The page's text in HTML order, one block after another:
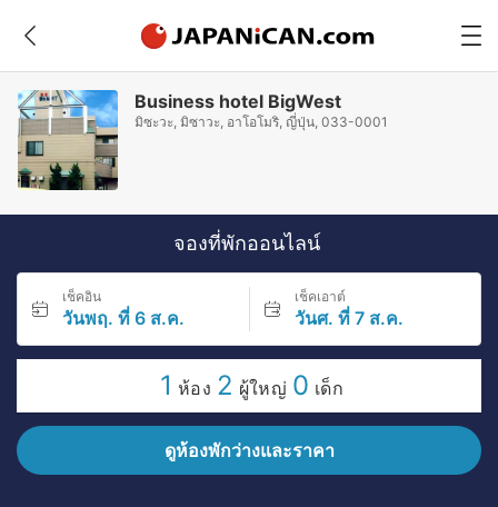
Business hotel BigWest
มิซะวะ, มิซาวะ, อาโอโมริ, ญี่ปุ่น, 033-0001
จองที่พักออนไลน์
เช็คอิน
วันพฤ. ที่ 6 ส.ค.
เช็คเอาต์
วันศ. ที่ 7 ส.ค.
1 ห้อง 2 ผู้ใหญ่ 0 เด็ก
ดูห้องพักว่างและราคา